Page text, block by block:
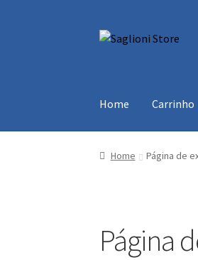
Skip
Skip
Home Carrinho
Home Carrinho
Home Página de
Página